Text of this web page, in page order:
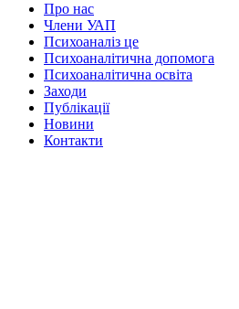
Про нас
Члени УАП
Психоаналіз це
Психоаналітична допомога
Психоаналітична освіта
Заходи
Публікації
Новини
Контакти